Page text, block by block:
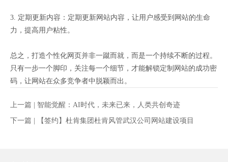
3. 定期更新内容：定期更新网站内容，让用户感受到网站的生命
力，提高用户粘性。
总之，打造个性化网页并非一蹴而就，而是一个持续不断的过程。
只有一步一个脚印，关注每一个细节，才能解锁定制网站的成功密
码，让网站在众多竞争者中脱颖而出。
上一篇 | 智能觉醒：AI时代，未来已来，人类共创奇迹
下一篇 | 【签约】杜肯集团杜肯风管武汉公司网站建设项目